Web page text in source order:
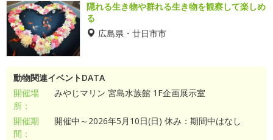
隠れる生き物や群れる生き物を観察して楽しめ
る
広島県・廿日市市
動物関連イベントDATA
開催場
所：
みやじマリン 宮島水族館 1F企画展示室
開催期
間：
開催中～2026年5月10日(日) 休み：期間中はなし